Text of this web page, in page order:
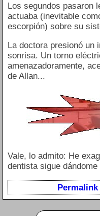
Los segundos pasaron
actuaba (inevitable
escorpión) sobre su
La doctora presionó un
sonrisa. Un torno
amenazadoramente,
de Allan...
Vale, lo admito: He
dentista sigue dándome
Permalink